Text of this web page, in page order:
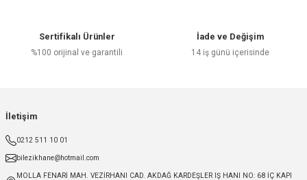
Sertifikalı Ürünler
%100 orijinal ve garantili
İade ve Değişim
14 iş günü içerisinde
İletişim
0212 511 10 01
bilezikhane@hotmail.com
MOLLA FENARİ MAH. VEZİRHANI CAD. AKDAĞ KARDEŞLER IŞ HANI NO: 68 İÇ KAPI